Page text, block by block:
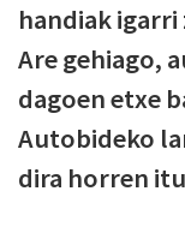
handiak
Are gehiago,
dagoen etxe
Autobideko
dira horren